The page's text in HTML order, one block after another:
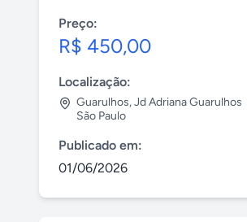
Preço:
R$ 450,00
Localização:
Guarulhos,Jd Adriana Guarulhos
São Paulo
Publicado em:
01/06/2026